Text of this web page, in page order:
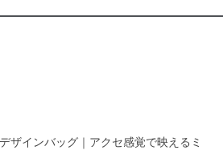
ザインバッグ｜アクセ感覚で映えるミ